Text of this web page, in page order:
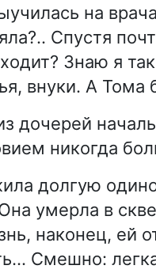
на
Спустя
Знаю я
внуки. А Тома
дочерей
никогда
долгую
умерла в
наконец, ей
Смешно: